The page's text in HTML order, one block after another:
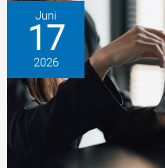
Halbteilung
ein
Juni
17
2026